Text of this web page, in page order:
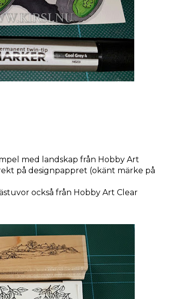
med landskap från Hobby Art
på designpappret (okänt märke på
också från Hobby Art Clear